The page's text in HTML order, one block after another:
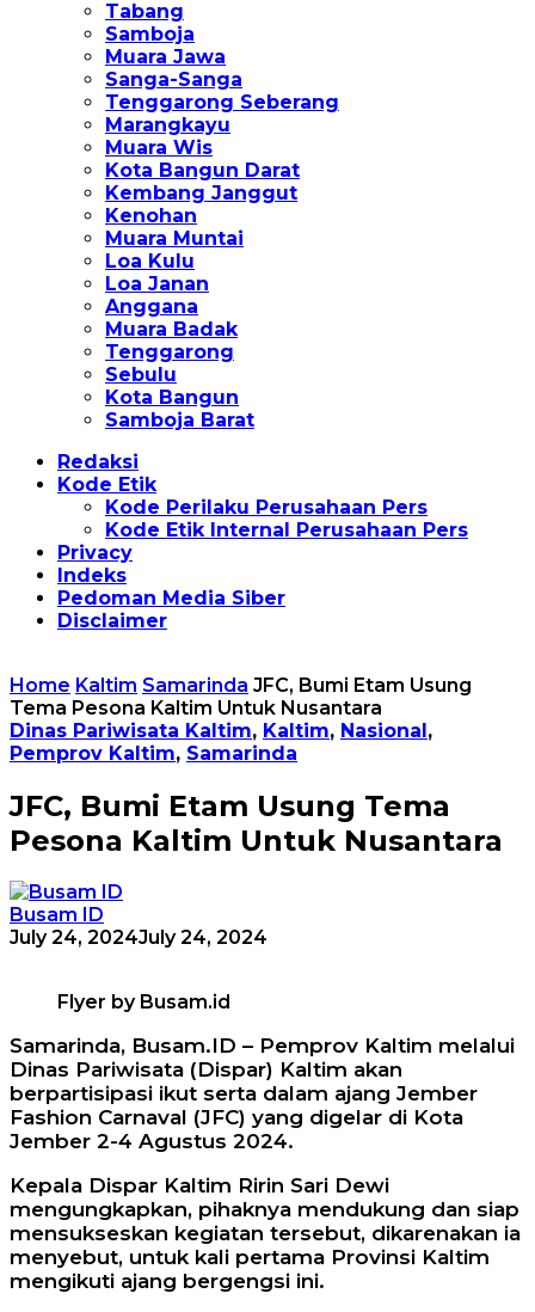
Tabang
Samboja
Muara Jawa
Sanga-Sanga
Tenggarong Seberang
Marangkayu
Muara Wis
Kota Bangun Darat
Kembang Janggut
Kenohan
Muara Muntai
Loa Kulu
Loa Janan
Anggana
Muara Badak
Tenggarong
Sebulu
Kota Bangun
Samboja Barat
Redaksi
Kode Etik
Kode Perilaku Perusahaan Pers
Kode Etik Internal Perusahaan Pers
Privacy
Indeks
Pedoman Media Siber
Disclaimer
Home Kaltim Samarinda JFC, Bumi Etam Usung
Tema Pesona Kaltim Untuk Nusantara
Dinas Pariwisata Kaltim, Kaltim, Nasional,
Pemprov Kaltim, Samarinda
JFC, Bumi Etam Usung Tema
Pesona Kaltim Untuk Nusantara
Busam ID
July 24, 2024July 24, 2024
Flyer by Busam.id
Samarinda, Busam.ID – Pemprov Kaltim melalui
Dinas Pariwisata (Dispar) Kaltim akan
berpartisipasi ikut serta dalam ajang Jember
Fashion Carnaval (JFC) yang digelar di Kota
Jember 2-4 Agustus 2024.
Kepala Dispar Kaltim Ririn Sari Dewi
mengungkapkan, pihaknya mendukung dan siap
mensukseskan kegiatan tersebut, dikarenakan ia
menyebut, untuk kali pertama Provinsi Kaltim
mengikuti ajang bergengsi ini.